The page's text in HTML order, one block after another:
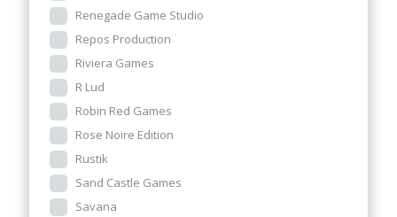
Renegade Game Studio
Repos Production
Riviera Games
R Lud
Robin Red Games
Rose Noire Edition
Rustik
Sand Castle Games
Savana